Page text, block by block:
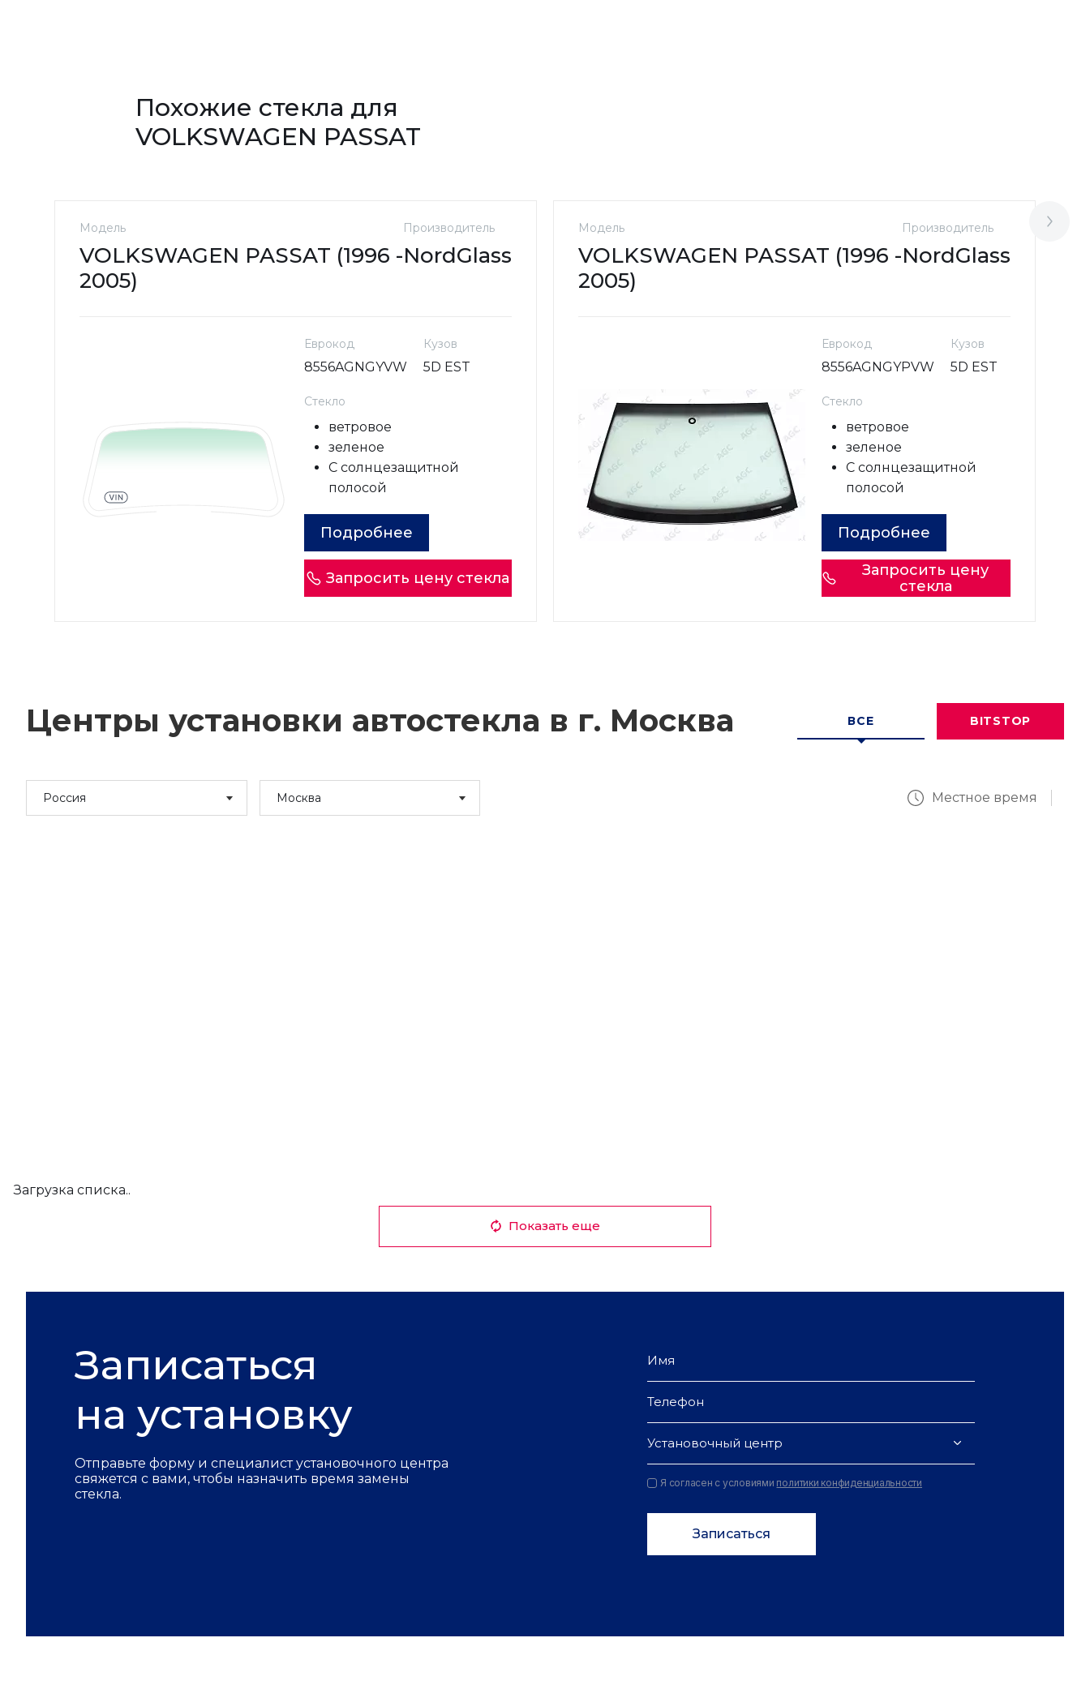
Похожие стекла для
VOLKSWAGEN PASSAT
Модель
VOLKSWAGEN PASSAT (1996 -
2005)
Производитель
NordGlass
Еврокод
8556AGNGYVW
Кузов
5D EST
Стекло
ветровое
зеленое
С солнцезащитной
полосой
Подробнее
Запросить цену стекла
Модель
VOLKSWAGEN PASSAT (1996 -
2005)
Производитель
NordGlass
Еврокод
8556AGNGYPVW
Кузов
5D EST
Стекло
ветровое
зеленое
С солнцезащитной
полосой
Подробнее
Запросить цену
стекла
Центры установки автостекла в г. Москва ВСЕ BITSTOP
Россия Москва Местное время
Загрузка списка..
Показать еще
Записаться
на установку
Отправьте форму и специалист установочного центра
свяжется с вами, чтобы назначить время замены
стекла.
Установочный центр
Я согласен с условиями политики конфиденциальности
Записаться